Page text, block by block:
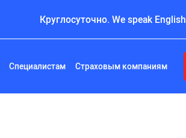
Круглосуточно. We speak English
Специалистам Страховым компаниям